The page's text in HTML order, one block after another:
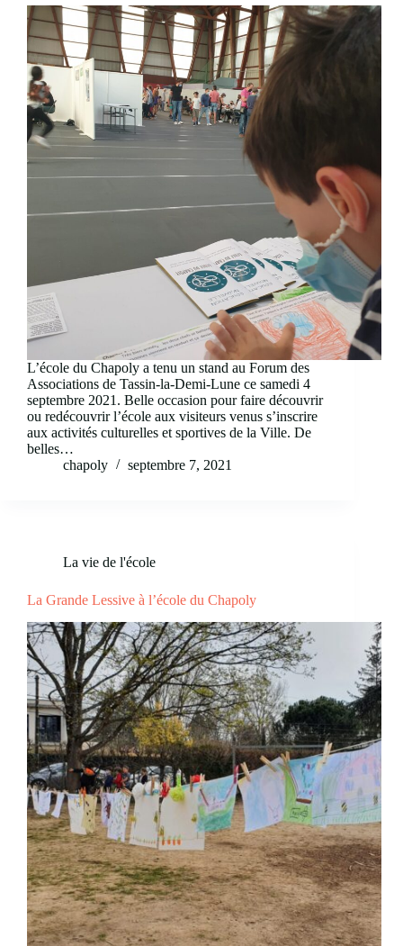
L’école du Chapoly a tenu un stand au Forum des
Associations de Tassin-la-Demi-Lune ce samedi 4
septembre 2021. Belle occasion pour faire découvrir
ou redécouvrir l’école aux visiteurs venus s’inscrire
aux activités culturelles et sportives de la Ville. De
belles…
chapoly
septembre 7, 2021
La vie de l'école
La Grande Lessive à l’école du Chapoly